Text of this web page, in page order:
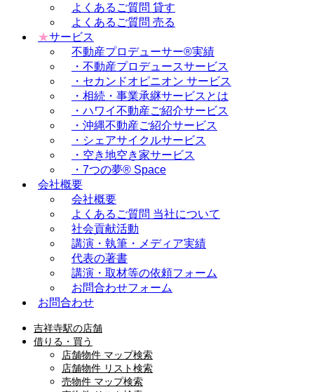
よくあるご質問 貸す
よくあるご質問 売る
★サービス
不動産プロデューサー®実績
・不動産プロデュースサービス
・セカンドオピニオン サービス
・相続・事業承継サービスとは
・ハワイ不動産ご紹介サービス
・沖縄不動産ご紹介サービス
・シェアサイクルサービス
・空き地空き家サービス
・7つの夢® Space
会社概要
会社概要
よくあるご質問 当社について
社会貢献活動
講演・執筆・メディア実績
代表の著書
講演・取材等の依頼フォーム
お問合わせフォーム
お問合わせ
吉祥寺駅の店舗
借りる・買う
店舗物件 マップ検索
店舗物件 リスト検索
売物件 マップ検索